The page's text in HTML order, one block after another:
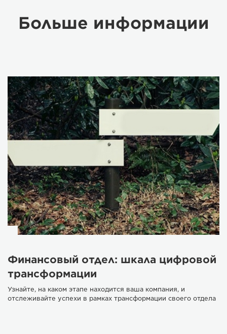
Больше информации
Финансовый отдел: шкала цифровой
трансформации
Узнайте, на каком этапе находится ваша компания, и
отслеживайте успехи в рамках трансформации своего отдела